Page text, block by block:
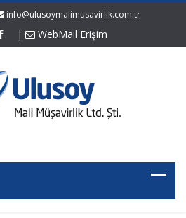
info@ulusoymalimusavirlik.com.tr
| WebMail Erişim